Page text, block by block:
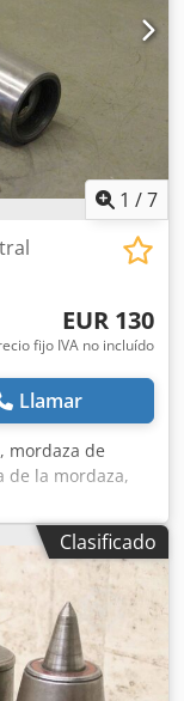
1 /7
EUR 130
fijo IVA no incluído
Llamar
mordaza de
de la mordaza,
ABW,
/ M42, ver las
Cjdpfx Ashm
Clasificado